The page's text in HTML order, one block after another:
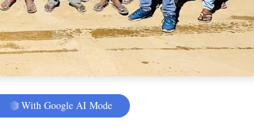
With Google AI Mode